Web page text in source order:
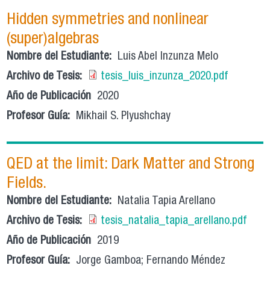
Hidden symmetries and nonlinear
(super)algebras
Nombre del Estudiante: Luis Abel Inzunza Melo
Archivo de Tesis:
tesis_luis_inzunza_2020.pdf
Año de Publicación 2020
Profesor Guía: Mikhail S. Plyushchay
QED at the limit: Dark Matter and Strong
Fields.
Nombre del Estudiante: Natalia Tapia Arellano
Archivo de Tesis:
tesis_natalia_tapia_arellano.pdf
Año de Publicación 2019
Profesor Guía: Jorge Gamboa; Fernando Méndez